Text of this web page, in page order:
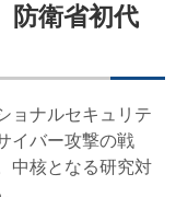
防衛省初代
ョナルセキュリテ
イバー攻撃の戦
中核となる研究対